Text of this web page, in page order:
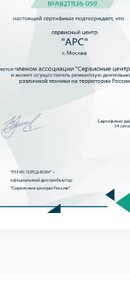
советует не ставить ИБП
и не
отверстия. Высокая
чрезмерную
устройство во влажном
поврежденные
ИБП после резкого
в мастерской
APC разбирает